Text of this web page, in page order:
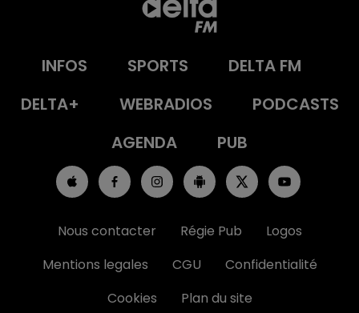
INFOS SPORTS
DELTA FM
DELTA+
WEBRADIOS
PODCASTS
AGENDA
PUB
Nous contacter Régie Pub
Logos
Mentions legales
CGU
Confidentialité
Cookies
Plan du site